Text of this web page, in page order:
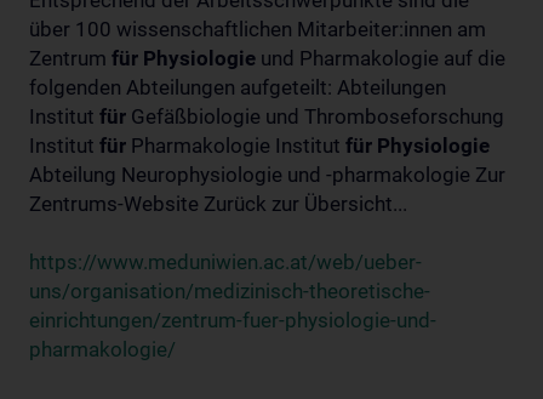
über 100 wissenschaftlichen Mitarbeiter:innen am
Zentrum für Physiologie und Pharmakologie auf die
folgenden Abteilungen aufgeteilt: Abteilungen
Institut für Gefäßbiologie und Thromboseforschung
Institut für Pharmakologie Institut für Physiologie
Abteilung Neurophysiologie und -pharmakologie Zur
Zentrums-Website Zurück zur Übersicht...
https://www.meduniwien.ac.at/web/ueber-
uns/organisation/medizinisch-theoretische-
einrichtungen/zentrum-fuer-physiologie-und-
pharmakologie/